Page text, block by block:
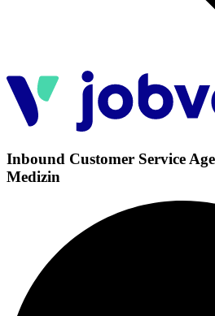
Inbound Customer Service
Medizin